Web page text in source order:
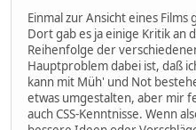
Einmal zur Ansicht eines
Dort gab es ja einige Kritik an
Reihenfolge der
Hauptproblem dabei ist, daß
kann mit Müh' und Not
etwas umgestalten, aber mir
auch CSS-Kenntnisse. Wenn